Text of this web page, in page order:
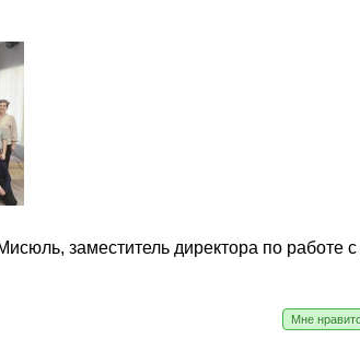
заместитель директора по работе с
Мне